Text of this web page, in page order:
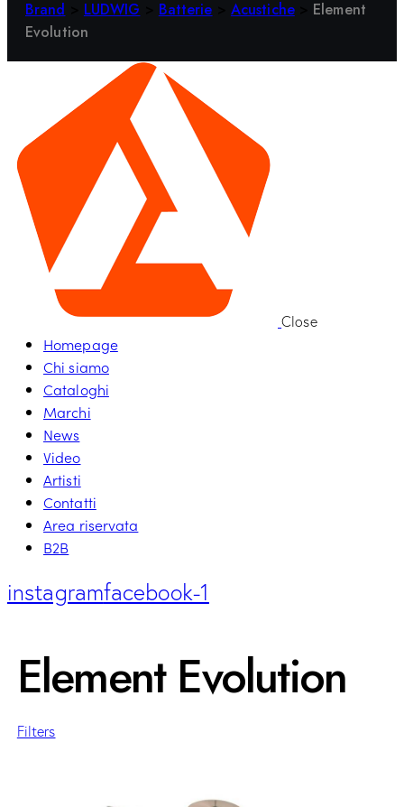
Brand LUDWIG Batterie Acustiche
Element
Evolution
Close
Homepage
Chi siamo
Cataloghi
Marchi
News
Video
Artisti
Contatti
Area riservata
B2B
instagramfacebook-1
Element Evolution
Filters